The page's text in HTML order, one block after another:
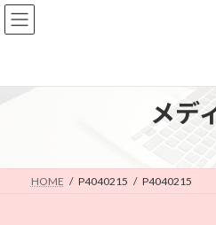
コ
ン
プ
ナ
ビ
動
メデ
HOME P4040215 P4040215